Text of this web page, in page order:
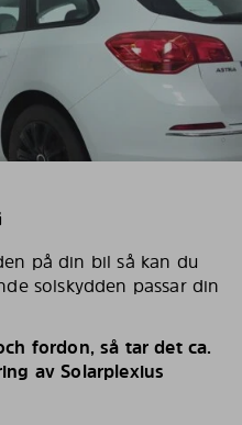
på din bil så kan du
solskydden passar din
fordon, så tar det ca.
av Solarplexius